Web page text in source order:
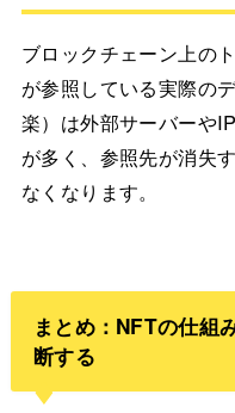
ブロックチェーン上の
が参照している実際の
楽）は外部サーバーや
が多く、参照先が消失
なくなります。
まとめ：NFTの仕組
断する